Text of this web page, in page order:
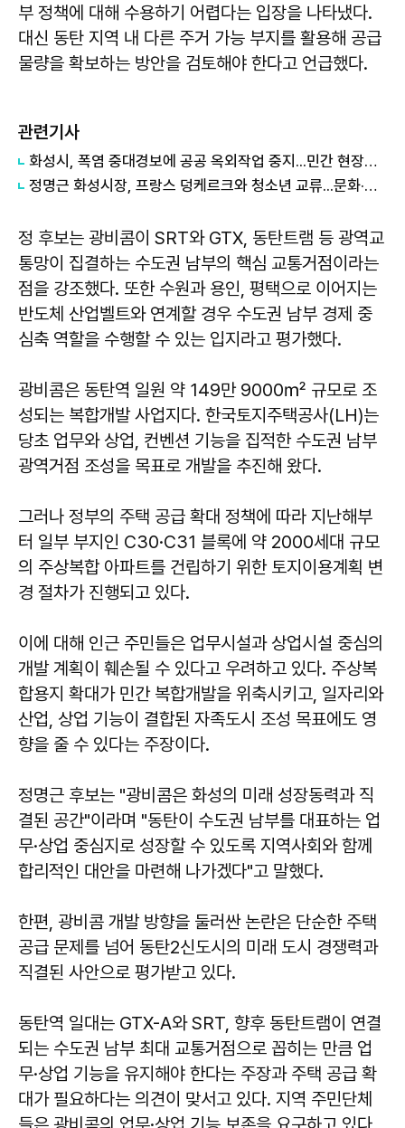
부 정책에 대해 수용하기 어렵다는 입장을 나타냈다.
대신 동탄 지역 내 다른 주거 가능 부지를 활용해 공급
물량을 확보하는 방안을 검토해야 한다고 언급했다.
관련기사
화성시, 폭염 중대경보에 공공 옥외작업 중지...민간 현장도 휴식 집중점검
정명근 화성시장, 프랑스 덩케르크와 청소년 교류...문화·교육 협력 확대
정 후보는 광비콤이 SRT와 GTX, 동탄트램 등 광역교
통망이 집결하는 수도권 남부의 핵심 교통거점이라는
점을 강조했다. 또한 수원과 용인, 평택으로 이어지는
반도체 산업벨트와 연계할 경우 수도권 남부 경제 중
심축 역할을 수행할 수 있는 입지라고 평가했다.
광비콤은 동탄역 일원 약 149만 9000㎡ 규모로 조
성되는 복합개발 사업지다. 한국토지주택공사(LH)는
당초 업무와 상업, 컨벤션 기능을 집적한 수도권 남부
광역거점 조성을 목표로 개발을 추진해 왔다.
그러나 정부의 주택 공급 확대 정책에 따라 지난해부
터 일부 부지인 C30·C31 블록에 약 2000세대 규모
의 주상복합 아파트를 건립하기 위한 토지이용계획 변
경 절차가 진행되고 있다.
이에 대해 인근 주민들은 업무시설과 상업시설 중심의
개발 계획이 훼손될 수 있다고 우려하고 있다. 주상복
합용지 확대가 민간 복합개발을 위축시키고, 일자리와
산업, 상업 기능이 결합된 자족도시 조성 목표에도 영
향을 줄 수 있다는 주장이다.
정명근 후보는 "광비콤은 화성의 미래 성장동력과 직
결된 공간"이라며 "동탄이 수도권 남부를 대표하는 업
무·상업 중심지로 성장할 수 있도록 지역사회와 함께
합리적인 대안을 마련해 나가겠다"고 말했다.
한편, 광비콤 개발 방향을 둘러싼 논란은 단순한 주택
공급 문제를 넘어 동탄2신도시의 미래 도시 경쟁력과
직결된 사안으로 평가받고 있다.
동탄역 일대는 GTX-A와 SRT, 향후 동탄트램이 연결
되는 수도권 남부 최대 교통거점으로 꼽히는 만큼 업
무·상업 기능을 유지해야 한다는 주장과 주택 공급 확
대가 필요하다는 의견이 맞서고 있다. 지역 주민단체